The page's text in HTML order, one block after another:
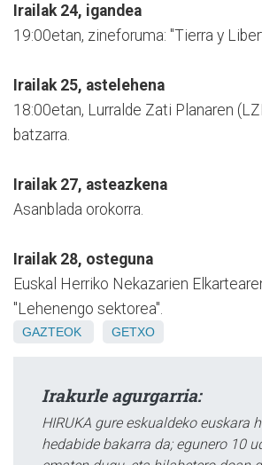
Irailak 24, igandea
19:00etan, zineforuma: "Tierra y
Irailak 25, astelehena
18:00etan, Lurralde Zati Planaren
batzarra.
Irailak 27, asteazkena
Asanblada orokorra.
Irailak 28, osteguna
Euskal Herriko Nekazarien
"Lehenengo sektorea".
GAZTEOK GETXO
Irakurle agurgarria:
HIRUKA gure eskualdeko euskara
hedabide bakarra da; egunero 10